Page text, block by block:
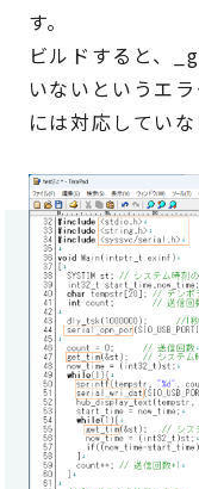
す。
ビルドすると、
いないというエ
には対応していな